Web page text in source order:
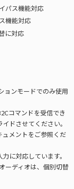
パス機能対応
機能対応
に対応
ョンモードでのみ使用
コマンドを受信でき
ドさせてください。
ュメントをご参照くだ
に対応しています。
ーディオは、個別切替